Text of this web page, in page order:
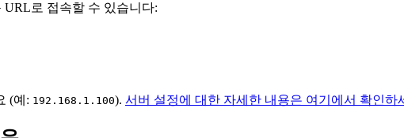
로 접속할 수 있습니다:
(예: 192.168.1.100). 서버 설정에 대한 자세한 내용은 여기에서 확인하